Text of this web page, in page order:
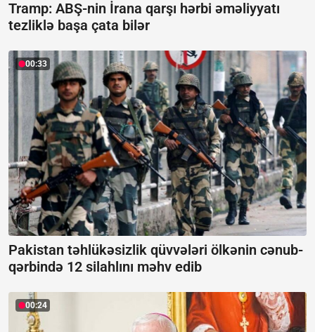
Tramp: ABŞ-nin İrana qarşı hərbi əməliyyatı
tezliklə başa çata bilər
00:33
Pakistan təhlükəsizlik qüvvələri ölkənin cənub-
qərbində 12 silahlını məhv edib
00:24